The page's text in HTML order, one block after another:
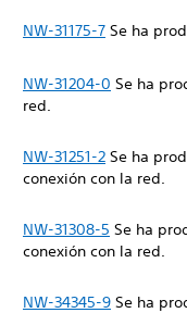
NW-31175-7 Se ha
NW-31204-0 Se ha
red.
NW-31251-2 Se ha
conexión con la red.
NW-31308-5 Se ha
conexión con la red.
NW-34345-9 Se ha